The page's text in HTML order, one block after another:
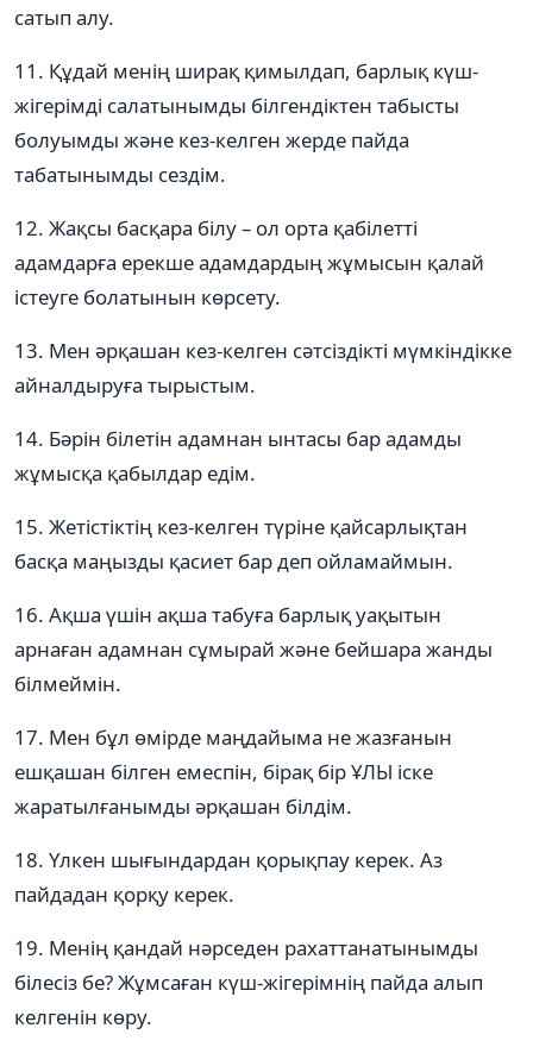
сатып алу.
11. Құдай менің ширақ қимылдап, барлық күш-
жігерімді салатынымды білгендіктен табысты
болуымды және кез-келген жерде пайда
табатынымды сездім.
12. Жақсы басқара білу – ол орта қабілетті
адамдарға ерекше адамдардың жұмысын қалай
істеуге болатынын көрсету.
13. Мен әрқашан кез-келген сәтсіздікті мүмкіндікке
айналдыруға тырыстым.
14. Бәрін білетін адамнан ынтасы бар адамды
жұмысқа қабылдар едім.
15. Жетістіктің кез-келген түріне қайсарлықтан
басқа маңызды қасиет бар деп ойламаймын.
16. Ақша үшін ақша табуға барлық уақытын
арнаған адамнан сұмырай және бейшара жанды
білмеймін.
17. Мен бұл өмірде маңдайыма не жазғанын
ешқашан білген емеспін, бірақ бір ҰЛЫ іске
жаратылғанымды әрқашан білдім.
18. Үлкен шығындардан қорықпау керек. Аз
пайдадан қорқу керек.
19. Менің қандай нәрседен рахаттанатынымды
білесіз бе? Жұмсаған күш-жігерімнің пайда алып
келгенін көру.